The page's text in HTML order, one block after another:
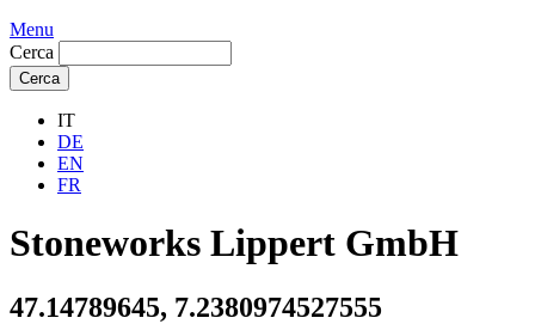
Menu
Cerca
Cerca
IT
DE
EN
FR
Stoneworks Lippert GmbH
47.14789645, 7.2380974527555